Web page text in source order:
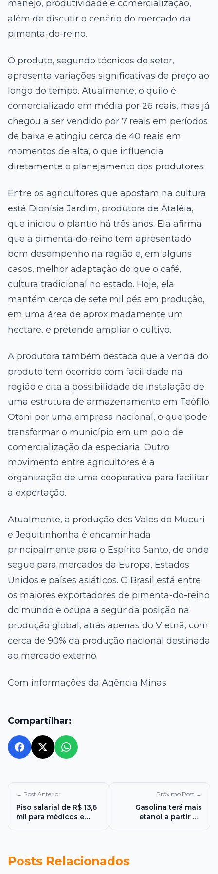
manejo, produtividade e comercialização,
além de discutir o cenário do mercado da
pimenta-do-reino.
O produto, segundo técnicos do setor,
apresenta variações significativas de preço ao
longo do tempo. Atualmente, o quilo é
comercializado em média por 26 reais, mas já
chegou a ser vendido por 7 reais em períodos
de baixa e atingiu cerca de 40 reais em
momentos de alta, o que influencia
diretamente o planejamento dos produtores.
Entre os agricultores que apostam na cultura
está Dionísia Jardim, produtora de Ataléia,
que iniciou o plantio há três anos. Ela afirma
que a pimenta-do-reino tem apresentado
bom desempenho na região e, em alguns
casos, melhor adaptação do que o café,
cultura tradicional no estado. Hoje, ela
mantém cerca de sete mil pés em produção,
em uma área de aproximadamente um
hectare, e pretende ampliar o cultivo.
A produtora também destaca que a venda do
produto tem ocorrido com facilidade na
região e cita a possibilidade de instalação de
uma estrutura de armazenamento em Teófilo
Otoni por uma empresa nacional, o que pode
transformar o município em um polo de
comercialização da especiaria. Outro
movimento entre agricultores é a
organização de uma cooperativa para facilitar
a exportação.
Atualmente, a produção dos Vales do Mucuri
e Jequitinhonha é encaminhada
principalmente para o Espírito Santo, de onde
segue para mercados da Europa, Estados
Unidos e países asiáticos. O Brasil está entre
os maiores exportadores de pimenta-do-reino
do mundo e ocupa a segunda posição na
produção global, atrás apenas do Vietnã, com
cerca de 90% da produção nacional destinada
ao mercado externo.
Com informações da Agência Minas
Compartilhar:
← Post Anterior
Piso salarial de R$ 13,6
mil para médicos e
sobre impacto nas
contas públicas
Próximo Post →
Gasolina terá mais
etanol a partir de
Posts Relacionados